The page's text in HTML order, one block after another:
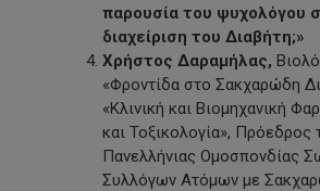
παρουσία του ψυχολόγου
διαχείριση του Διαβήτη;»
Χρήστος Δαραμήλας,
«Φροντίδα στο Σακχαρώδη
«Κλινική και Βιομηχανική
και Τοξικολογία», Πρόεδρος
Πανελλήνιας Ομοσπονδίας
Συλλόγων Ατόμων με